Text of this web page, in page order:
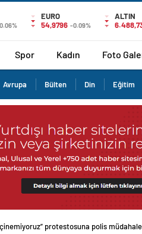
0.06%
EURO
54,9796 -0.09%
ALTIN
Spor Kadın Foto
Avrupa Bülten Din Eğitim
protestosuna polis